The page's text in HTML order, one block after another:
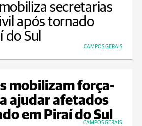
secretarias
após tornado
do Sul
CAMPOS GERAIS
mobilizam força-
ajudar afetados
em Piraí do Sul
CAMPOS GERAIS